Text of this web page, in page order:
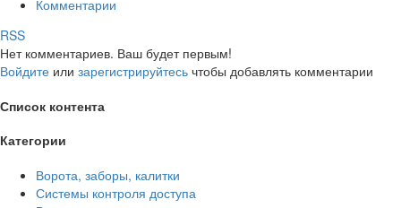
Комментарии
RSS
Нет комментариев. Ваш будет первым!
Войдите или зарегистрируйтесь чтобы добавлять комментарии
Список контента
Категории
Ворота, заборы, калитки
Системы контроля доступа